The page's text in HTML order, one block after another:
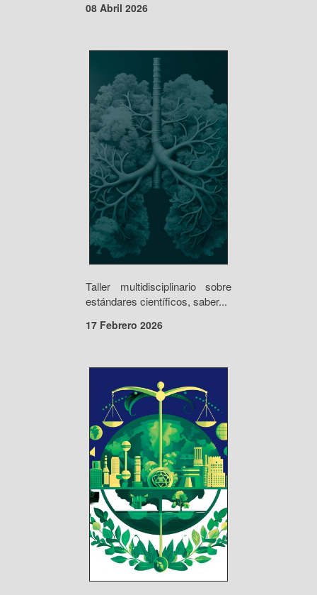
08 Abril 2026
Taller multidisciplinario sobre
estándares científicos, saber...
17 Febrero 2026